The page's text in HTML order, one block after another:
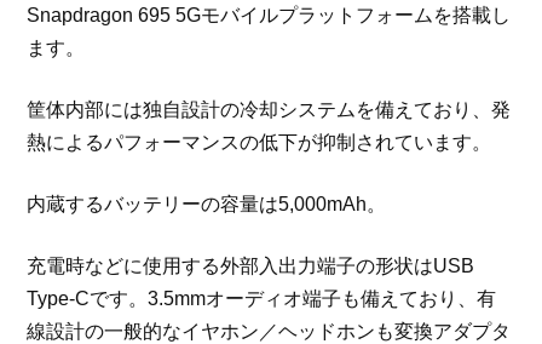
Snapdragon 695 5Gモバイルプラットフォームを搭載し
ます。
筐体内部には独自設計の冷却システムを備えており、発
熱によるパフォーマンスの低下が抑制されています。
内蔵するバッテリーの容量は5,000mAh。
充電時などに使用する外部入出力端子の形状はUSB
Type-Cです。3.5mmオーディオ端子も備えており、有
線設計の一般的なイヤホン／ヘッドホンも変換アダプタ